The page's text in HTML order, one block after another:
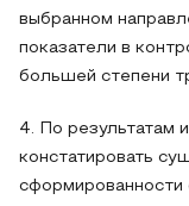
выбранном
показатели в
большей степени
4. По результатам
констатировать
сформированности